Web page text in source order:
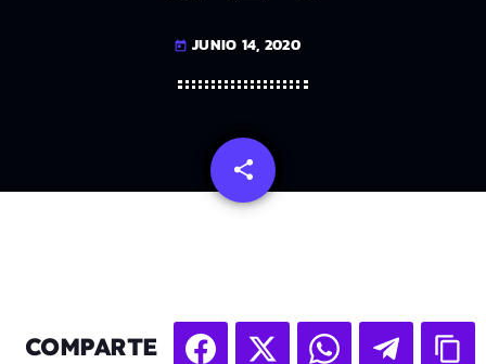
today JUNIO 14, 2020
share
email
COMPARTE